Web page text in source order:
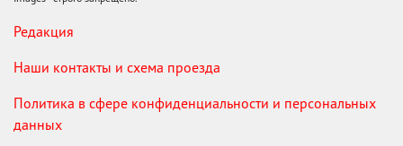
Редакция
Наши контакты и схема проезда
Политика в сфере конфиденциальности и персональных
данных